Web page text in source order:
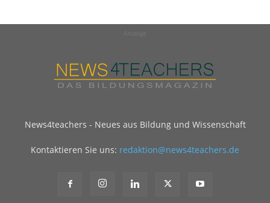
News4teachers - Neues aus Bildung und Wissenschaft
Kontaktieren Sie uns: redaktion@news4teachers.de